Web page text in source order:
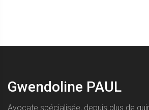
Gwendoline PAUL
Avocate spécialisée, depuis plus de